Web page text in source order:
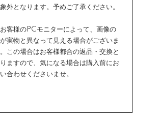
外となります。予めご了承ください。
お客様のPCモニターによって、画像の
実物と異なって見える場合がございま
この場合はお客様都合の返品・交換と
ますので、気になる場合は購入前にお
合わせくださいませ。